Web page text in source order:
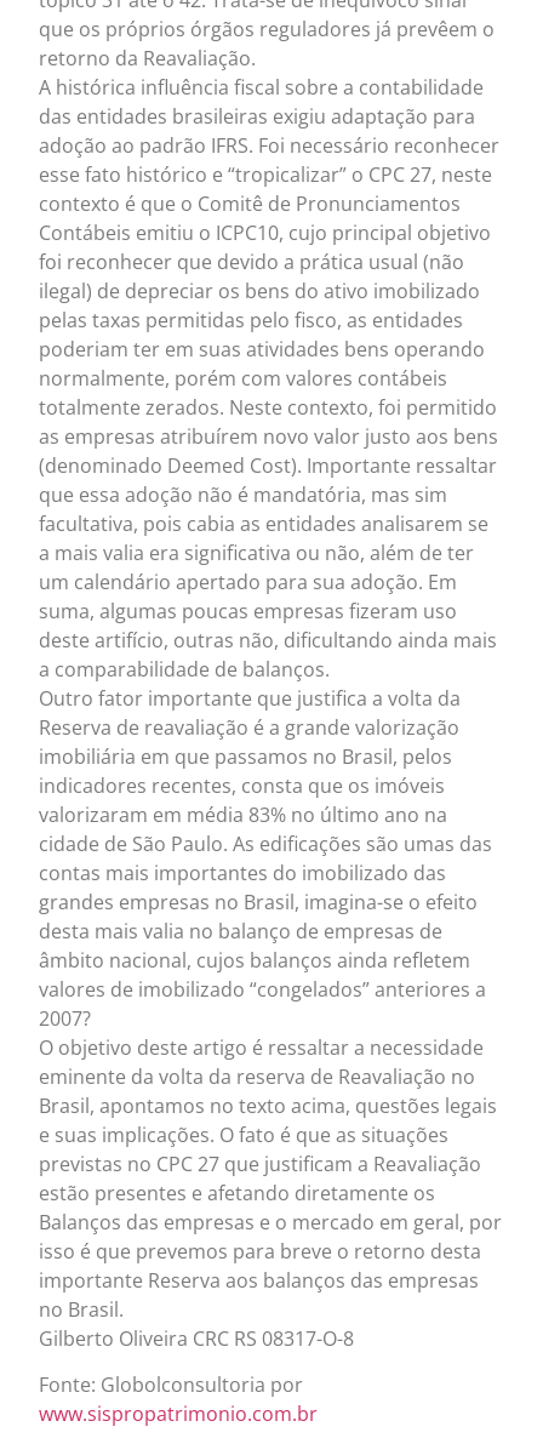
que os próprios órgãos reguladores já prevêem o
retorno da Reavaliação.
A histórica influência fiscal sobre a contabilidade
das entidades brasileiras exigiu adaptação para
adoção ao padrão IFRS. Foi necessário reconhecer
esse fato histórico e “tropicalizar” o CPC 27, neste
contexto é que o Comitê de Pronunciamentos
Contábeis emitiu o ICPC10, cujo principal objetivo
foi reconhecer que devido a prática usual (não
ilegal) de depreciar os bens do ativo imobilizado
pelas taxas permitidas pelo fisco, as entidades
poderiam ter em suas atividades bens operando
normalmente, porém com valores contábeis
totalmente zerados. Neste contexto, foi permitido
as empresas atribuírem novo valor justo aos bens
(denominado Deemed Cost). Importante ressaltar
que essa adoção não é mandatória, mas sim
facultativa, pois cabia as entidades analisarem se
a mais valia era significativa ou não, além de ter
um calendário apertado para sua adoção. Em
suma, algumas poucas empresas fizeram uso
deste artifício, outras não, dificultando ainda mais
a comparabilidade de balanços.
Outro fator importante que justifica a volta da
Reserva de reavaliação é a grande valorização
imobiliária em que passamos no Brasil, pelos
indicadores recentes, consta que os imóveis
valorizaram em média 83% no último ano na
cidade de São Paulo. As edificações são umas das
contas mais importantes do imobilizado das
grandes empresas no Brasil, imagina-se o efeito
desta mais valia no balanço de empresas de
âmbito nacional, cujos balanços ainda refletem
valores de imobilizado “congelados” anteriores a
2007?
O objetivo deste artigo é ressaltar a necessidade
eminente da volta da reserva de Reavaliação no
Brasil, apontamos no texto acima, questões legais
e suas implicações. O fato é que as situações
previstas no CPC 27 que justificam a Reavaliação
estão presentes e afetando diretamente os
Balanços das empresas e o mercado em geral, por
isso é que prevemos para breve o retorno desta
importante Reserva aos balanços das empresas
no Brasil.
Gilberto Oliveira CRC RS 08317-O-8
Fonte: Globolconsultoria por
www.sispropatrimonio.com.br